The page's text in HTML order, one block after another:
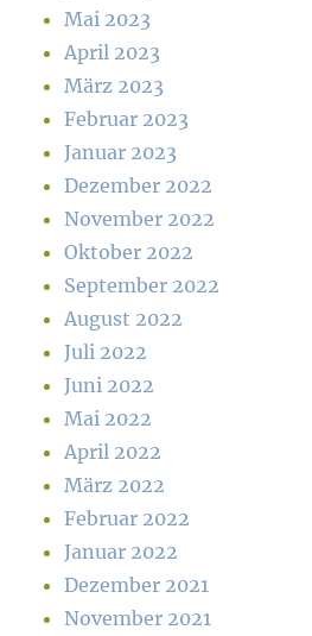
Mai 2023
April 2023
März 2023
Februar 2023
Januar 2023
Dezember 2022
November 2022
Oktober 2022
September 2022
August 2022
Juli 2022
Juni 2022
Mai 2022
April 2022
März 2022
Februar 2022
Januar 2022
Dezember 2021
November 2021